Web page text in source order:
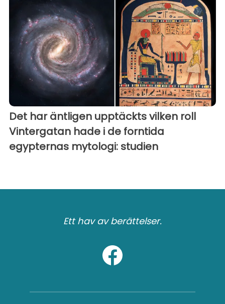
Det har äntligen upptäckts vilken roll
Vintergatan hade i de forntida
egypternas mytologi: studien
Ett hav av berättelser.